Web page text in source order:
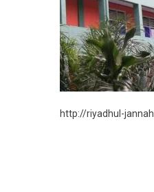
http://riyadhul-